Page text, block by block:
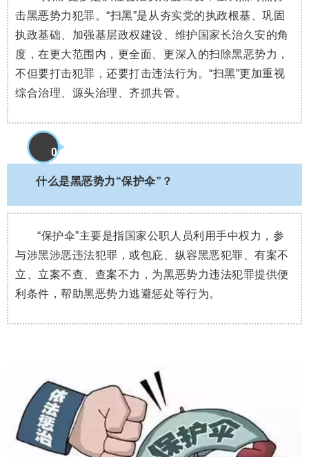
击黑恶势力犯罪。“扫黑”是从夯实党的执政根基、巩固
执政基础、加强基层政权建设、维护国家长治久安的角
度，在更大范围内，更全面、更深入的扫除黑恶势力，
不但要打击犯罪，还要打击违法行为。“扫黑”更加重视
综合治理、源头治理、齐抓共管。
0
6
什么是黑恶势力“保护伞”？
“保护伞”主要是指国家公职人员利用手中权力，参
与涉黑涉恶违法犯罪，或包庇、纵容黑恶犯罪、有案不
立、立案不查、查案不力，为黑恶势力违法犯罪提供便
利条件，帮助黑恶势力逃避惩处等行为。